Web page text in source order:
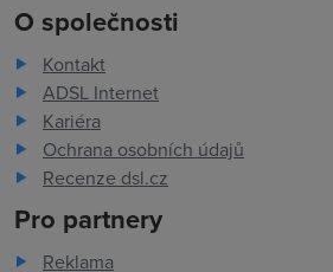
O společnosti
Kontakt
ADSL Internet
Kariéra
Ochrana osobních údajů
Recenze dsl.cz
Pro partnery
Reklama